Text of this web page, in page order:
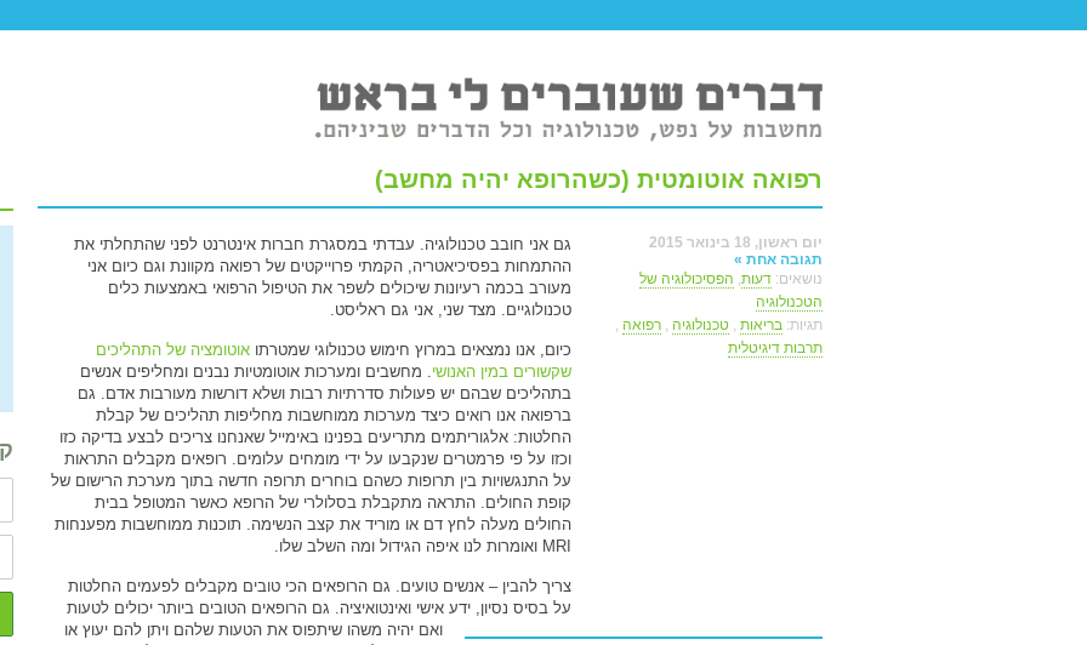
רפואה אוטומטית (כשהרופא יהיה מחשב)
יום ראשון, 18 בינואר 2015
תגובה אחת »
נושאים: דעות, הפסיכולוגיה של
הטכנולוגיה
תגיות: בריאות , טכנולוגיה , רפואה ,
תרבות דיגיטלית
גם אני חובב טכנולוגיה. עבדתי במסגרת חברות אינטרנט לפני שהתחלתי את
ההתמחות בפסיכיאטריה, הקמתי פרוייקטים של רפואה מקוונת וגם כיום אני
מעורב בכמה רעיונות שיכולים לשפר את הטיפול הרפואי באמצעות כלים
טכנולוגיים. מצד שני, אני גם ראליסט.
כיום, אנו נמצאים במרוץ חימוש טכנולוגי שמטרתו אוטומציה של התהליכים
שקשורים במין האנושי. מחשבים ומערכות אוטומטיות נבנים ומחליפים אנשים
בתהליכים שבהם יש פעולות סדרתיות רבות ושלא דורשות מעורבות אדם. גם
ברפואה אנו רואים כיצד מערכות ממוחשבות מחליפות תהליכים של קבלת
החלטות: אלגוריתמים מתריעים בפנינו באימייל שאנחנו צריכים לבצע בדיקה כזו
וכזו על פי פרמטרים שנקבעו על ידי מומחים עלומים. רופאים מקבלים התראות
על התנגשויות בין תרופות כשהם בוחרים תרופה חדשה בתוך מערכת הרישום של
קופת החולים. התראה מתקבלת בסלולרי של הרופא כאשר המטופל בבית
החולים מעלה לחץ דם או מוריד את קצב הנשימה. תוכנות ממוחשבות מפענחות
MRI ואומרות לנו איפה הגידול ומה השלב שלו.
צריך להבין – אנשים טועים. גם הרופאים הכי טובים מקבלים לפעמים החלטות
על בסיס נסיון, ידע אישי ואינטואיציה. גם הרופאים הטובים ביותר יכולים לטעות
ואם יהיה משהו שיתפוס את הטעות שלהם ויתן להם יעוץ או